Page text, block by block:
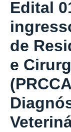
Edital
de
e